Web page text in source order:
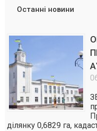
Останні новини
ділянку 0,6829 га,